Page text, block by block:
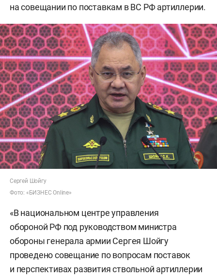
на совещании по поставкам в ВС РФ артиллерии.
Сергей Шойгу
Фото: «БИЗНЕС Online»
«В национальном центре управления
обороной РФ под руководством министра
обороны генерала армии Сергея Шойгу
проведено совещание по вопросам поставок
и перспективах развития ствольной артиллерии